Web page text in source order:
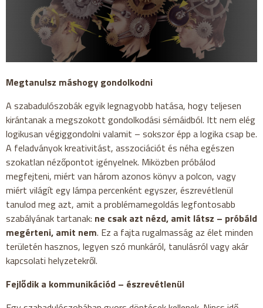
Megtanulsz máshogy gondolkodni
A szabadulószobák egyik legnagyobb hatása, hogy teljesen
kirántanak a megszokott gondolkodási sémáidból. Itt nem elég
logikusan végiggondolni valamit – sokszor épp a logika csap be.
A feladványok kreativitást, asszociációt és néha egészen
szokatlan nézőpontot igényelnek. Miközben próbálod
megfejteni, miért van három azonos könyv a polcon, vagy
miért világít egy lámpa percenként egyszer, észrevétlenül
tanulod meg azt, amit a problémamegoldás legfontosabb
szabályának tartanak: ne csak azt nézd, amit látsz – próbáld
megérteni, amit nem. Ez a fajta rugalmasság az élet minden
területén hasznos, legyen szó munkáról, tanulásról vagy akár
kapcsolati helyzetekről.
Fejlődik a kommunikációd – észrevétlenül